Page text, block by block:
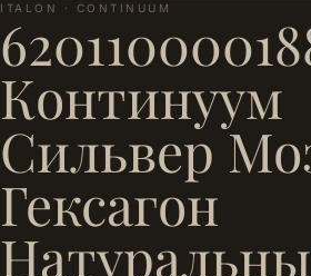
ITALON · CONTINUUM
Континуум
Сильвер
Гексагон